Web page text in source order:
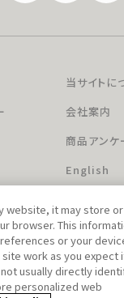
当サイトに
会社案内
商品アンケ
English
に掲載されている著作物の無断
website, it may store
browser. This
or your
work as you expect
usually directly
personalized web